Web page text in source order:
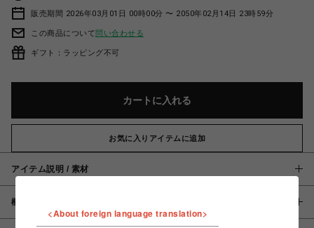
販売期間 2026年03月01日 00時00分 〜 2050年02月14日 23時59分
この商品について問い合わせる
ギフト：ラッピング不可
カートに入れる
お気に入りアイテムに追加
アイテム説明 / 素材
概要
<About foreign language translation>